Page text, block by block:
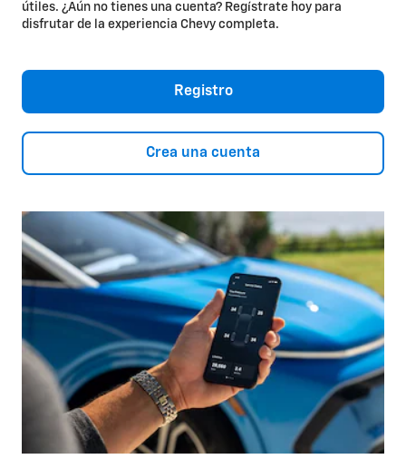
útiles. ¿Aún no tienes una cuenta? Regístrate hoy para
disfrutar de la experiencia Chevy completa.
Registro
Crea una cuenta